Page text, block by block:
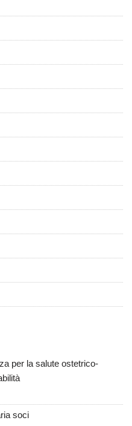
per la salute ostetrico-
soci